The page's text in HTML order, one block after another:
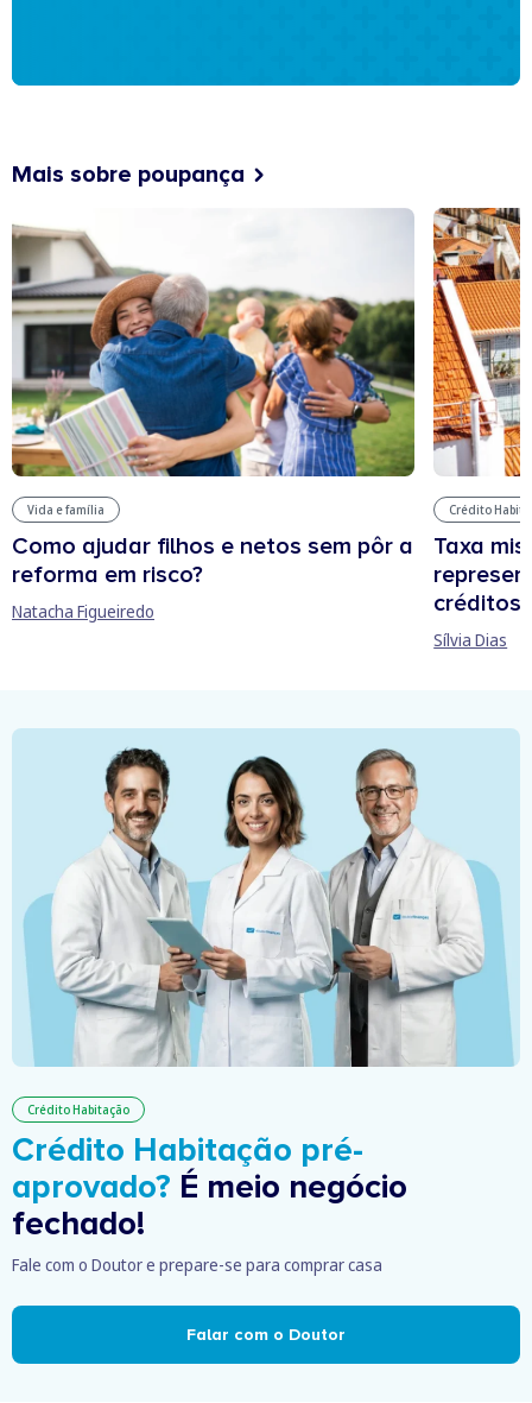
Mais sobre poupança
Vida e família
Como ajudar filhos e netos sem pôr a
reforma em risco?
Natacha Figueiredo
Crédito
Taxa
créditos
Sílvia Dias
Crédito Habitação
Crédito Habitação pré-
aprovado? É meio negócio
fechado!
Fale com o Doutor e prepare-se para comprar casa
Falar com o Doutor